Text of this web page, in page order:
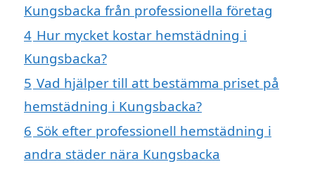
Kungsbacka från professionella företag
4 Hur mycket kostar hemstädning i
Kungsbacka?
5 Vad hjälper till att bestämma priset på
hemstädning i Kungsbacka?
6 Sök efter professionell hemstädning i
andra städer nära Kungsbacka